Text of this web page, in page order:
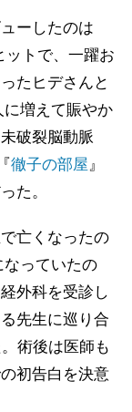
ーしたのは
トで、一躍お
たヒデさんと
増えて賑やか
破裂脳動脈
徹子の部屋』
た。
亡くなったの
っていたの
外科を受診し
先生に巡り合
術後は医師も
初告白を決意